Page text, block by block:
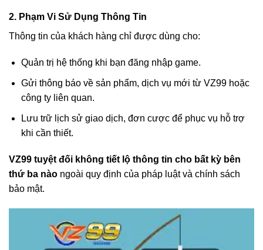
2. Phạm Vi Sử Dụng Thông Tin
Thông tin của khách hàng chỉ được dùng cho:
Quản trị hệ thống khi bạn đăng nhập game.
Gửi thông báo về sản phẩm, dịch vụ mới từ VZ99 hoặc
công ty liên quan.
Lưu trữ lịch sử giao dịch, đơn cược để phục vụ hỗ trợ
khi cần thiết.
VZ99 tuyệt đối không tiết lộ thông tin cho bất kỳ bên
thứ ba nào ngoài quy định của pháp luật và chính sách
bảo mật.